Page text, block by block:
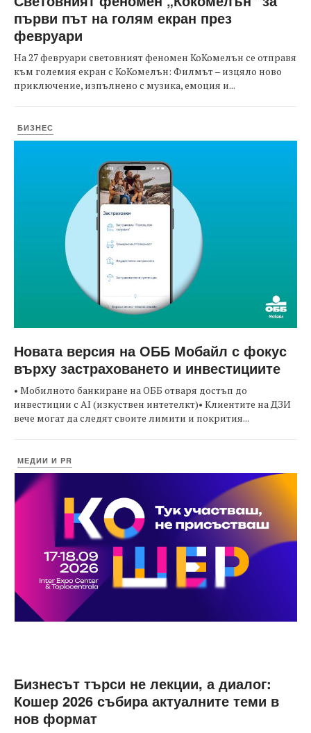
първи път на голям екран през
февруари
На 27 февруари световният феномен КоКомелън се отправя
към големия екран с КоКомелън: Филмът – изцяло ново
приключение, изпълнено с музика, емоция и...
БИЗНЕС
Новата версия на ОББ Мобайл с фокус
върху застраховането и инвестициите
• Мобилното банкиране на ОББ отваря достъп до
инвестиции с AI (изкуствен интетелкт)• Клиентите на ДЗИ
вече могат да следят своите лимити и покрития...
МЕДИИ И PR
Бизнесът търси не лекции, а диалог:
Кошер 2026 събира актуалните теми в
нов формат